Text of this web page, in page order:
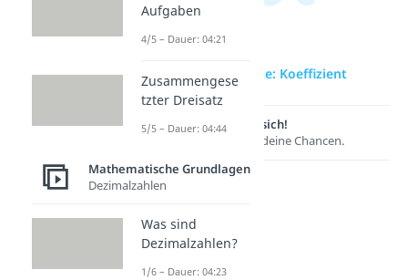
zur Videoseite: Koeffizient
Lernen lohnt sich!
Entdecke hier deine Chancen.
Aufgaben
4/5 – Dauer: 04:21
Zusammengese
tzter Dreisatz
5/5 – Dauer: 04:44
Mathematische Grundlagen
Dezimalzahlen
Was sind
Dezimalzahlen?
1/6 – Dauer: 04:23